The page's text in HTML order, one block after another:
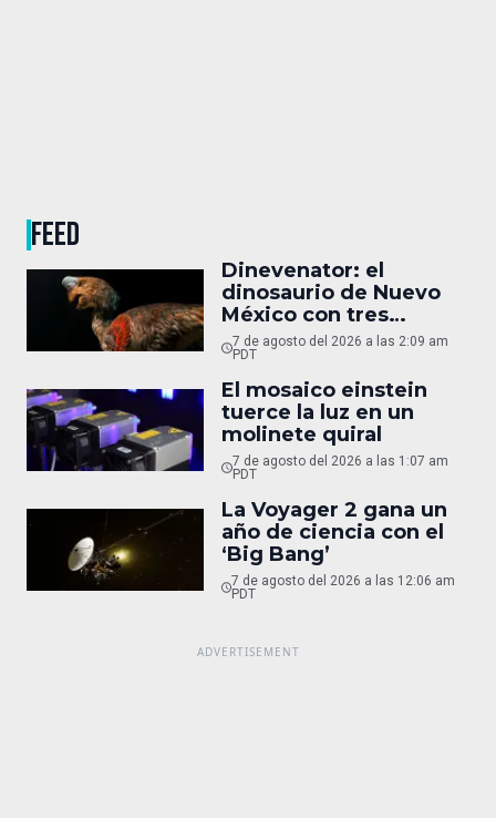
FEED
Dinevenator: el
dinosaurio de Nuevo
México con tres
nombres
7 de agosto del 2026 a las 2:09 am
PDT
El mosaico einstein
tuerce la luz en un
molinete quiral
7 de agosto del 2026 a las 1:07 am
PDT
La Voyager 2 gana un
año de ciencia con el
‘Big Bang’
7 de agosto del 2026 a las 12:06 am
PDT